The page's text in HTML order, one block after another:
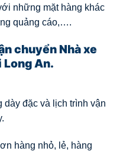
những mặt hàng khác
quảng cáo,….
chuyển Nhà xe
Long An.
đặc và lịch trình vận
hàng nhỏ, lẻ, hàng